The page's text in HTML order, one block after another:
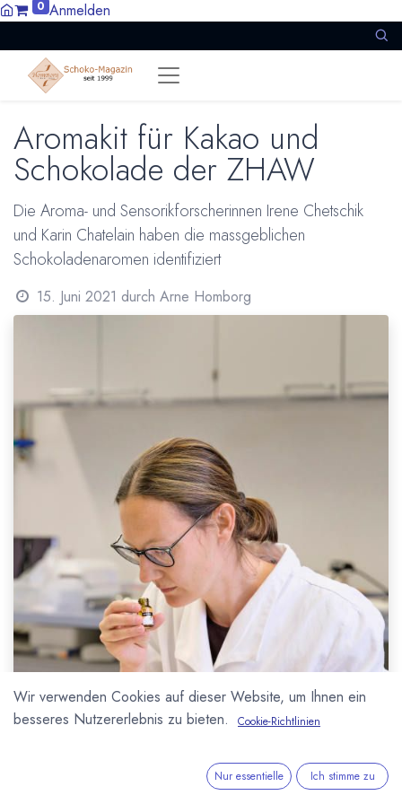
0 Anmelden
Aromakit für Kakao und
Schokolade der ZHAW
Die Aroma- und Sensorikforscherinnen Irene Chetschik
und Karin Chatelain haben die massgeblichen
Schokoladenaromen identifiziert
15. Juni 2021 durch Arne Homborg
Wir verwenden Cookies auf dieser Website, um Ihnen ein
besseres Nutzererlebnis zu bieten.
Cookie-Richtlinien
Nur essentielle Ich stimme zu